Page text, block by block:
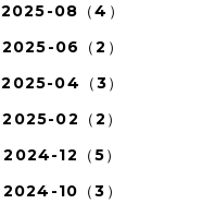
2025-08（4）
2025-06（2）
2025-04（3）
2025-02（2）
2024-12（5）
2024-10（3）